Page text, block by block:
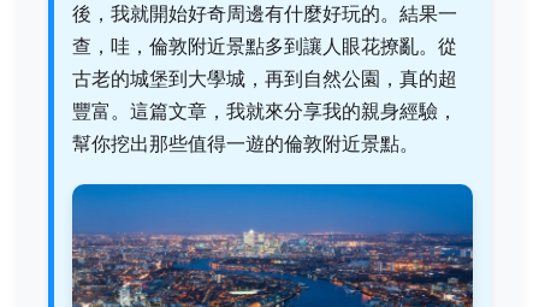
後，我就開始好奇周邊有什麼好玩的。結果一
查，哇，倫敦附近景點多到讓人眼花撩亂。從
古老的城堡到大學城，再到自然公園，真的超
豐富。這篇文章，我就來分享我的親身經驗，
幫你挖出那些值得一遊的倫敦附近景點。